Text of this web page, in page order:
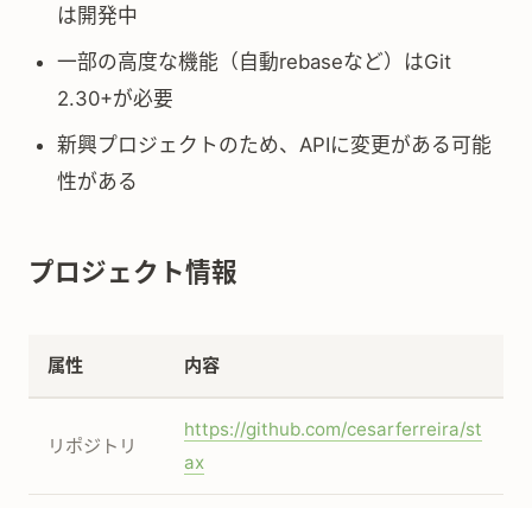
は開発中
一部の高度な機能（自動rebaseなど）はGit
2.30+が必要
新興プロジェクトのため、APIに変更がある可能
性がある
プロジェクト情報
属性 内容
リポジトリ
https://github.com/cesarferreira/st
ax